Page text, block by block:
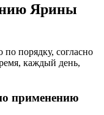
Ярины
порядку, согласно
каждый день,
применению